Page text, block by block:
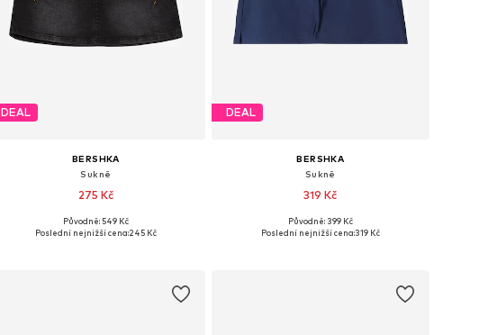
DEAL
BERSHKA
Sukně
275 Kč
Dostupné velikosti: 32, 34, 36, 38, 40, 42
Původně: 549 Kč
Poslední nejnižší cena:245 Kč
DEAL
BERSHKA
Sukně
319 Kč
Dostupné velikosti: 36, 38, 40
Původně: 399 Kč
Poslední nejnižší cena:319 Kč